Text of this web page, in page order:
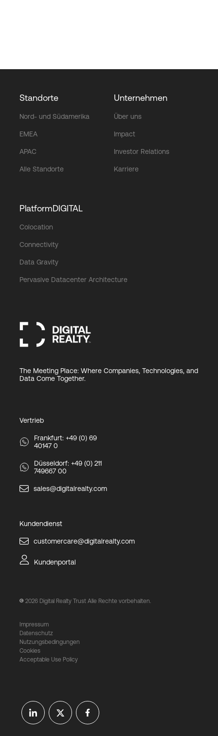
Standorte
Nord- und Südamerika
EMEA
APAC
Alle Standorte
Unternehmen
Über uns
Impact
Investor Relations
Karriere
PlatformDIGITAL
Colocation
Connectivity
Data Gravity
Pervasive Datacenter Architecture
The Meeting Place: Where Companies, Technologies, and
Data Come Together.
Vertrieb
Frankfurt: +49 (0) 69
40147 0
Düsseldorf: +49 (0) 211
749667 00
sales@digitalrealty.com
Kundendienst
customercare@digitalrealty.com
Kundenportal
2026 Digital Realty Trust Alle Rechte vorbehalten.
Impressum
Datenschutz
Nutzungsbedingungen
Cookies
Acceptable Use Policy